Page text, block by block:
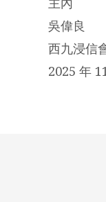
吳偉良
西九浸信
2025 年